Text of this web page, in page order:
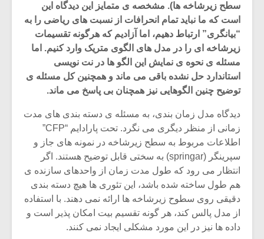
سطح زیرشاخه ها). مشخصه ی متمایز این دیدگاه این
است که ما نباید تمام انحرافات از نسبت های ریاضی را به
“بیانگری” ارتباط دهیم، اما آزادیم که هرگونه تقسیمات
زیرشاخه ای را در مدل های الگوی متریک وارد کنیم. اما
مسئله ی نحوه ی نمایش این الگو ها در نت نویسی
استاندارد حل نشده باقی می ماند و همچنین کل مسئله ی
توضیح چنین الگوهایی نیز همچنان بی پاسخ می ماند.
دیدگاه مدل زمان بندی، به مسئله ی دسته بندی های مدت
زمانی از منظر دیگری می نگرد. تحت پارادایم “CFP”
اطلاعات مربوط به سطح زیرشاخه در نمونه های جاز و
سپرینگر (springar) به سختی قابل توضیح هستند. اگر
انتظار می رود که طول مدت زمان از واحدهای سازنده ی
هم طول ساخته شده باشد، این تئوری ها هیچ دسته بندی
دقیقی روی سطوح زیرشاخه ها ارائه نمی دهند. با استفاده
از مدل پالس کند، هر گونه تقسیم بیت امکان پذیر است و
داده ها نیز در این مورد مشکلی ایجاد نمی کنند.